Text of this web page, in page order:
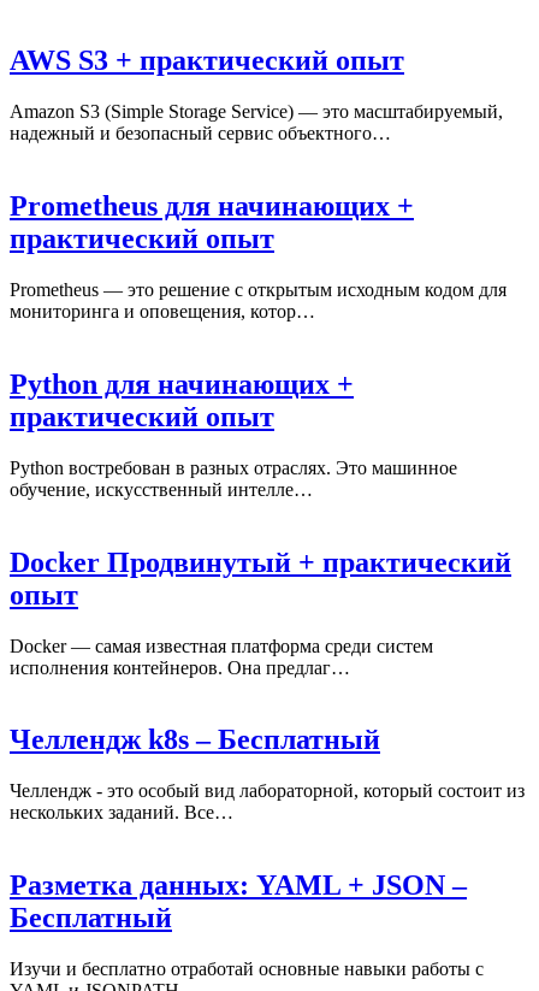
AWS S3 + практический опыт
Amazon S3 (Simple Storage Service) — это масштабируемый,
надежный и безопасный сервис объектного…
Prometheus для начинающих +
практический опыт
Prometheus — это решение с открытым исходным кодом для
мониторинга и оповещения, котор…
Python для начинающих +
практический опыт
Python востребован в разных отраслях. Это машинное
обучение, искусственный интелле…
Docker Продвинутый + практический
опыт
Docker — самая известная платформа среди систем
исполнения контейнеров. Она предлаг…
Челлендж k8s – Бесплатный
Челлендж - это особый вид лабораторной, который состоит из
нескольких заданий. Все…
Разметка данных: YAML + JSON –
Бесплатный
Изучи и бесплатно отработай основные навыки работы с